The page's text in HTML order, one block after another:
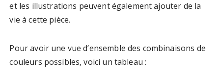
et les illustrations peuvent également ajouter de la
vie à cette pièce.
Pour avoir une vue d’ensemble des combinaisons de
couleurs possibles, voici un tableau :